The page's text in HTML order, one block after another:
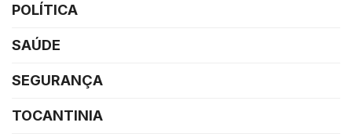
POLÍTICA
SAÚDE
SEGURANÇA
TOCANTINIA